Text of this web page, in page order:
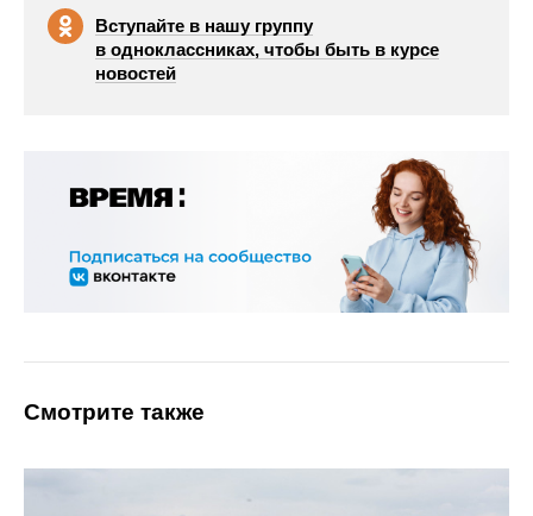
Вступайте в нашу группу
в одноклассниках, чтобы быть в курсе
новостей
Смотрите также